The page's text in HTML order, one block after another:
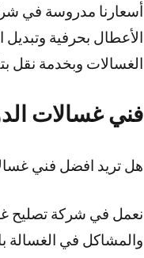
أسعارنا مدروسة في
الأعطال بحرفية
الغسالات وبخدمة نقل
فني غسالات
هل تريد افضل فني
نعمل في شركة تصليح
والمشاكل في الغسالة